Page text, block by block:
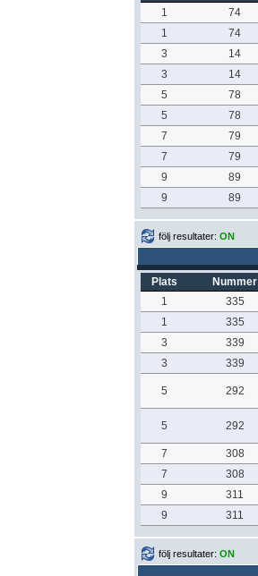
1
74
1
74
3
14
3
14
5
78
5
78
7
79
7
79
9
89
9
89
följ resultater: ON
Plats Nummer
1
335
1
335
3
339
3
339
5 292
5 292
7 308
7
308
9
311
9
311
följ resultater: ON